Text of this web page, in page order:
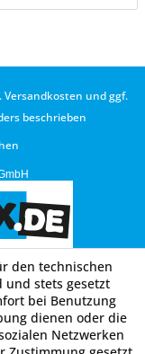
Versandkosten und ggf.
beschrieben
den technischen
und stets gesetzt
bei Benutzung
dienen oder die
Netzwerken